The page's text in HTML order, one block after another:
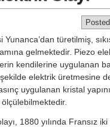
Yunanca’dan türetilmiş,
gelmektedir. Piezo
kendilerine uygulanan
şekilde elektrik üretmesine
uygulanan kristal
1880 yılında Fransız